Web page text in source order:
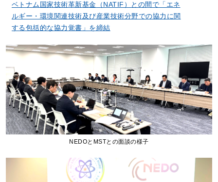
ベトナム国家技術革新基金（NATIF）との間で「エネ
ルギー・環境関連技術及び産業技術分野での協力に関
する包括的な協力覚書」を締結
NEDOとMSTとの面談の様子